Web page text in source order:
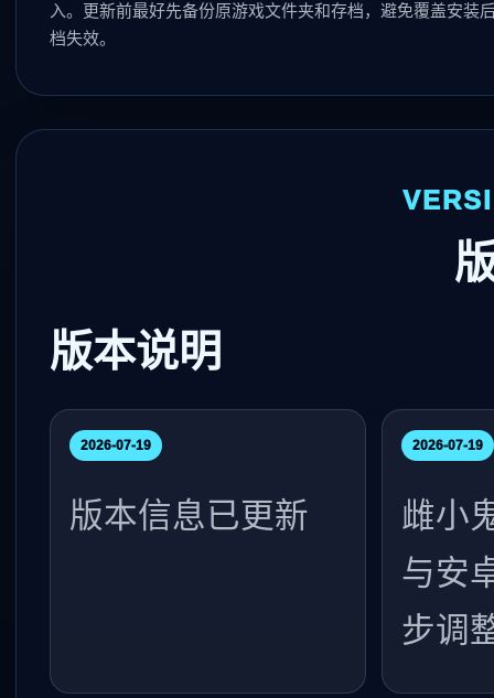
入。更新前最好先备份原游戏文件夹和存档，避免覆盖安装
档失效。
版本说明
2026-07-19
版本信息已更新
2026-07-19
雌小
与安
步调